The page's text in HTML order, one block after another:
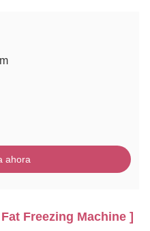
ahora
Freezing Machine ]